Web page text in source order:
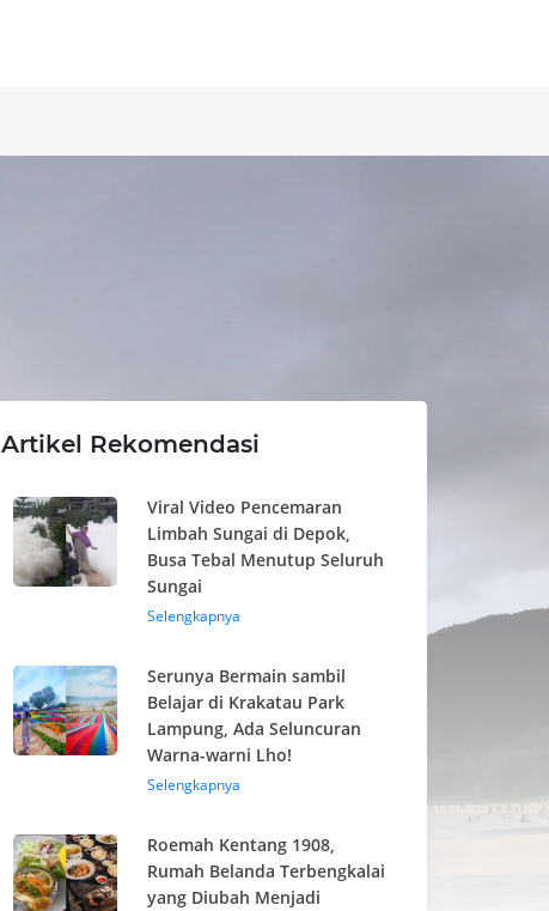
Artikel Rekomendasi
Viral Video Pencemaran
Limbah Sungai di Depok,
Busa Tebal Menutup Seluruh
Sungai
Selengkapnya
Serunya Bermain sambil
Belajar di Krakatau Park
Lampung, Ada Seluncuran
Warna-warni Lho!
Selengkapnya
Roemah Kentang 1908,
Rumah Belanda Terbengkalai
yang Diubah Menjadi